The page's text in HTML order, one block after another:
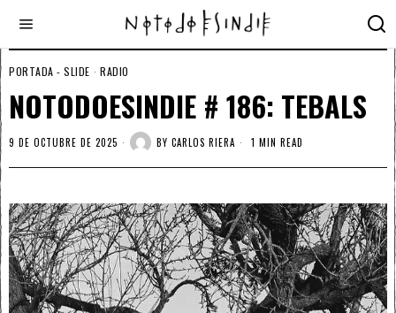
PORTADA - SLIDE · RADIO
NOTODOESINDIE # 186: TEBALS
9 DE OCTUBRE DE 2025 BY CARLOS RIERA 1 MIN READ